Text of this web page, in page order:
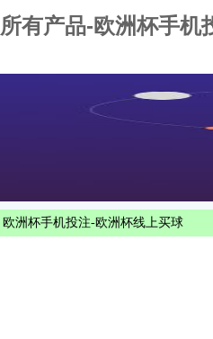
所有产品-欧洲杯手机
欧洲杯手机投注-欧洲杯线上买球